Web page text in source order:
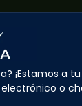
¡Estamos a
o